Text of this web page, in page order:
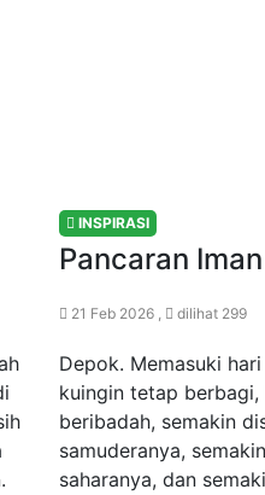
INSPIRASI
Pancaran
21 Feb 2026 , dilihat 299
Depok. Memasuki
kuingin tetap
beribadah, semakin
samuderanya,
saharanya, dan